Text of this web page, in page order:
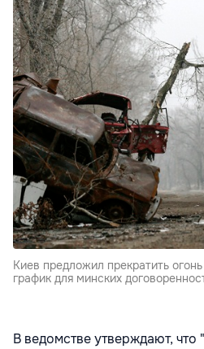
Киев предложил прекратить
график для минских
В ведомстве утверждают, что